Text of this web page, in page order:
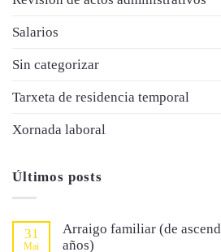
Salarios
Sin categorizar
Tarxeta de residencia temporal
Xornada laboral
Últimos posts
31
Mai
Arraigo familiar (de
años)